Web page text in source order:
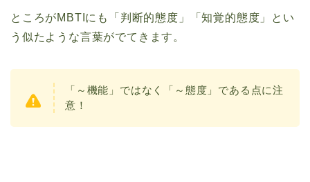
ところがMBTIにも「判断的態度」「知覚的態度」とい
う似たような言葉がでてきます。
「～機能」ではなく「～態度」である点に注
意！